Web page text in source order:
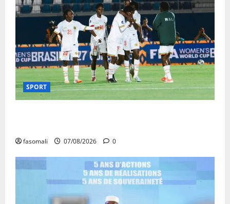
SPORT
fasomali 07/08/2026 0